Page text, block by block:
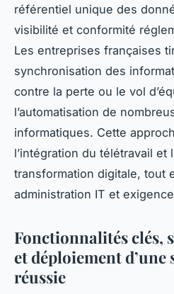
référentiel unique des
visibilité et conformité
Les entreprises françaises
synchronisation des
contre la perte ou le vol
l’automatisation de
informatiques. Cette
l’intégration du télétravail et
transformation digitale, tout
administration IT et
Fonctionnalités clés,
et déploiement
réussie